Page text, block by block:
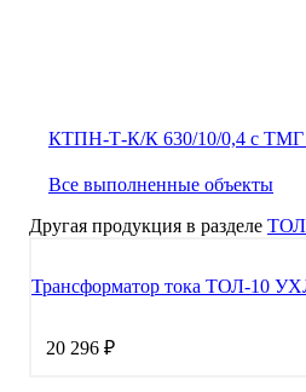
КТПН-Т-К/К 630/10/0,4 с ТМГ
Все выполненные объекты
Другая продукция в разделе
Трансформатор тока ТОЛ-10
20 296 ₽